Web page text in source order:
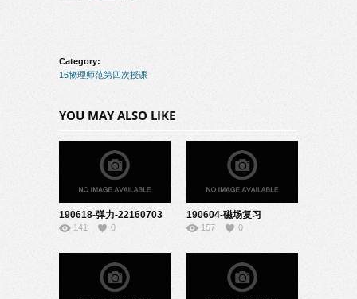
Category:
16物理师范第四次授课
YOU MAY ALSO LIKE
190618-弹力-22160703
141 0
190604-磁场复习
课-22160725
157 0